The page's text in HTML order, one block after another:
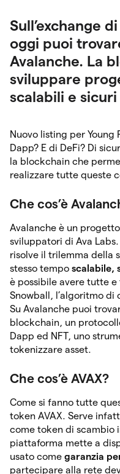
Sull’exchange
oggi puoi
Avalanche. La
sviluppare
scalabili e sicuri
Nuovo listing per
Dapp? E di DeFi? Di
la blockchain che
realizzare tutte queste
Che cos’è
Avalanche è un
sviluppatori di Ava
risolve il trilemma della
stesso tempo scalabile,
è possibile avere tutte
Snowball, l’algoritmo di
Su Avalanche puoi
blockchain, un
Dapp ed NFT, uno
tokenizzare asset.
Che cos’è AVAX?
Come si fanno tutte
token AVAX. Serve
come token di scambio
piattaforma mette a
usato come garanzia
partecipare alla rete